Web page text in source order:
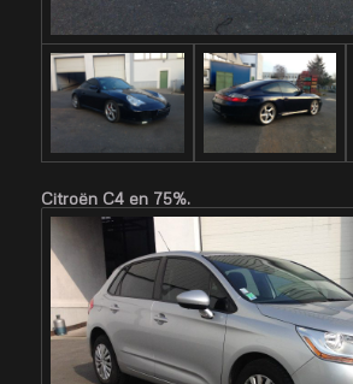
Citroën C4 en 75%.